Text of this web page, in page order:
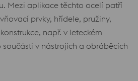
Mezi aplikace těchto ocelí patří
prvky, hřídele, pružiny,
např. v leteckém
součásti v nástrojích a obráběcích